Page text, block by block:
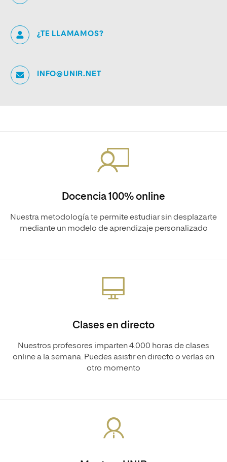
¿TE LLAMAMOS?
INFO@UNIR.NET
Docencia 100% online
Nuestra metodología te permite estudiar sin desplazarte
mediante un modelo de aprendizaje personalizado
Clases en directo
Nuestros profesores imparten 4.000 horas de clases
online a la semana. Puedes asistir en directo o verlas en
otro momento